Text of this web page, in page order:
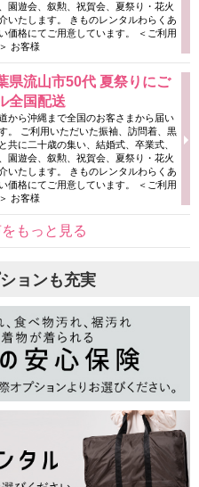
園遊会、叙勲、祝賀会、夏祭り・花火
いたします。 きものレンタルわらくあ
価格にてご用意しています。 ＜ご利用
お客様
県流山市50代 夏祭りにご
全国配送
から沖縄まで全国のお客さまから届い
。 ご利用いただいた振袖、訪問着、黒
共に二十歳の集い、結婚式、卒業式、
園遊会、叙勲、祝賀会、夏祭り・花火
いたします。 きものレンタルわらくあ
価格にてご用意しています。 ＜ご利用
お客様
もっと見る
ョンも充実